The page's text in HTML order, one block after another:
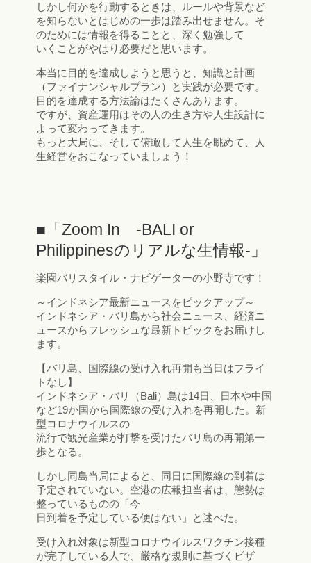
しかし何かを行動するときは、ルールや背景など
を知らないとはじめの一歩は踏み出せません。そ
のためには情報を得ることと、深く勉強して
いくことがやはり必要だと思います。
本当に目的を達成しようと思うと、知識と計画
（ファイナンシャルプラン）と実践が必要です。
目的を達成する方法論はたくさんあります。
ですが、資産運用はその人の生き方や人生設計に
よって変わってきます。
もっと大局に、そして俯瞰して人生を眺めて、人
生経営をおこなっていましょう！
■「Zoom In -BALI or
Philippinesのリアルな生情報-」
楽園バリスタイル・ナビゲーターの小野寺です！
～インドネシア最新ニュースをピックアップ～
インドネシア・バリ島から社会ニュース、経済ニ
ュースからフレッシュな最新トピックをお届けし
ます。
【バリ島、国際線の受け入れ再開も当日はフライ
トなし】
インドネシア・バリ（Bali）島は14日、日本や中国
など19か国から国際線の受け入れを再開した。新
型コロナウイルスの
流行で観光産業が打撃を受けたバリ島の再開第一
歩となる。
しかし同島当局によると、同日に国際線の到着は
予定されていない。空港の広報担当者は、態勢は
整っているものの「今
日到着を予定している便はない」と述べた。
受け入れ対象は新型コロナウイルスワクチン接種
が完了している人で、厳格な規則に基づくビザ